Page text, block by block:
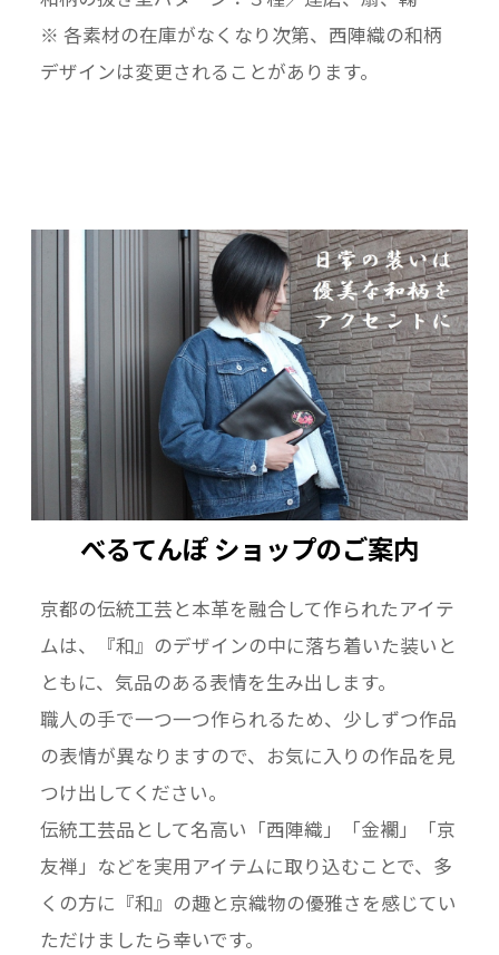
※ 各素材の在庫がなくなり次第、西陣織の和柄
デザインは変更されることがあります。
べるてんぽ ショップのご案内
京都の伝統工芸と本革を融合して作られたアイテ
ムは、『和』のデザインの中に落ち着いた装いと
ともに、気品のある表情を生み出します。
職人の手で一つ一つ作られるため、少しずつ作品
の表情が異なりますので、お気に入りの作品を見
つけ出してください。
伝統工芸品として名高い「西陣織」「金襴」「京
友禅」などを実用アイテムに取り込むことで、多
くの方に『和』の趣と京織物の優雅さを感じてい
ただけましたら幸いです。